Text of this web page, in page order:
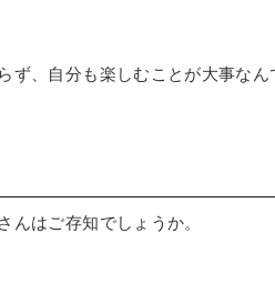
ず、自分も楽しむことが大事なん
んはご存知でしょうか。